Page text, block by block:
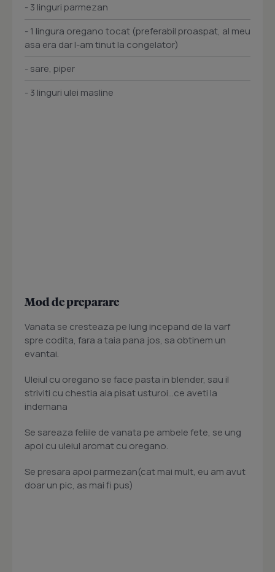
- 3 linguri parmezan
- 1 lingura oregano tocat (preferabil proaspat, al meu
asa era dar l-am tinut la congelator)
- sare, piper
- 3 linguri ulei masline
Mod de preparare
Vanata se cresteaza pe lung incepand de la varf
spre codita, fara a taia pana jos, sa obtinem un
evantai.
Uleiul cu oregano se face pasta in blender, sau il
striviti cu chestia aia pisat usturoi...ce aveti la
indemana
Se sareaza feliile de vanata pe ambele fete, se ung
apoi cu uleiul aromat cu oregano.
Se presara apoi parmezan(cat mai mult, eu am avut
doar un pic, as mai fi pus)